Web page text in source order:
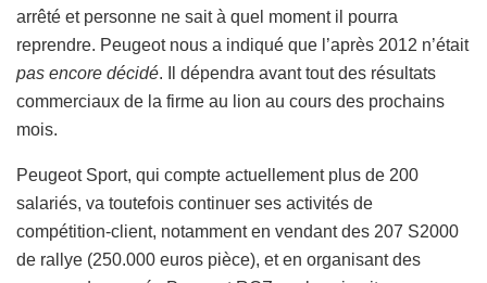
arrêté et personne ne sait à quel moment il pourra
reprendre. Peugeot nous a indiqué que l’après 2012 n’était
pas encore décidé. Il dépendra avant tout des résultats
commerciaux de la firme au lion au cours des prochains
mois.
Peugeot Sport, qui compte actuellement plus de 200
salariés, va toutefois continuer ses activités de
compétition-client, notamment en vendant des 207 S2000
de rallye (250.000 euros pièce), et en organisant des